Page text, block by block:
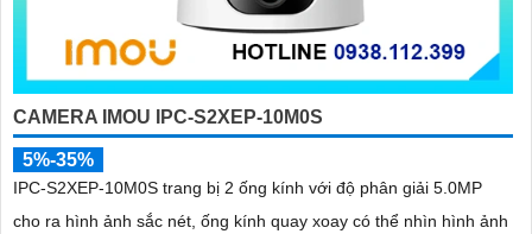
CAMERA IMOU IPC-S2XEP-10M0S
5%-35%
IPC-S2XEP-10M0S trang bị 2 ống kính với độ phân giải 5.0MP
cho ra hình ảnh sắc nét, ống kính quay xoay có thể nhìn hình ảnh